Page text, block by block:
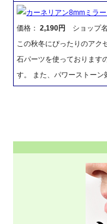
カーネリアン8mmミラ
価格：2,190円
ショップ
この秋冬にぴったりのアク
石パーツを使っております
す。 また、パワーストーン